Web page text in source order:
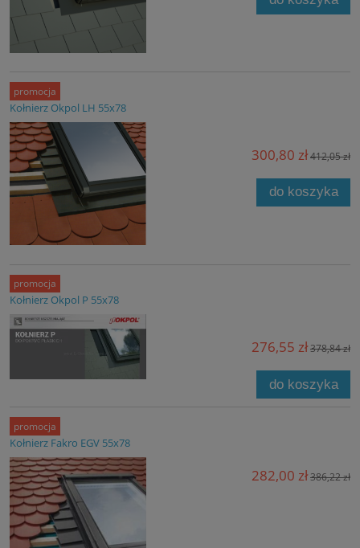
Kołnierz Okpol LH 55x78
300,80 zł412,05 zł
do koszyka
promocja
Kołnierz Okpol P 55x78
276,55 zł378,84 zł
do koszyka
promocja
Kołnierz Fakro EGV 55x78
282,00 zł386,22 zł
promocja